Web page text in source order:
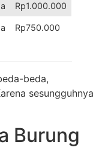
Rp1.000.000
Rp750.000
beda,
sesungguhnya
Burung